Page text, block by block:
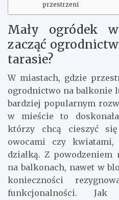
przestrzeni
Mały ogródek
zacząć
tarasie?
W miastach, gdzie
ogrodnictwo na balkonie
bardziej popularnym
w mieście to
którzy chcą cieszyć
owocami czy
działką. Z
na balkonach, nawet w
konieczności
funkcjonalności.